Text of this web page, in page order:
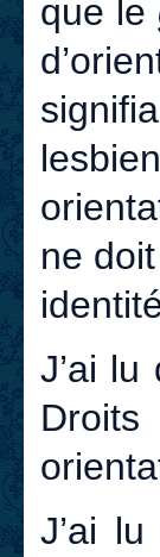
que le
ne
J’ai
J’ai